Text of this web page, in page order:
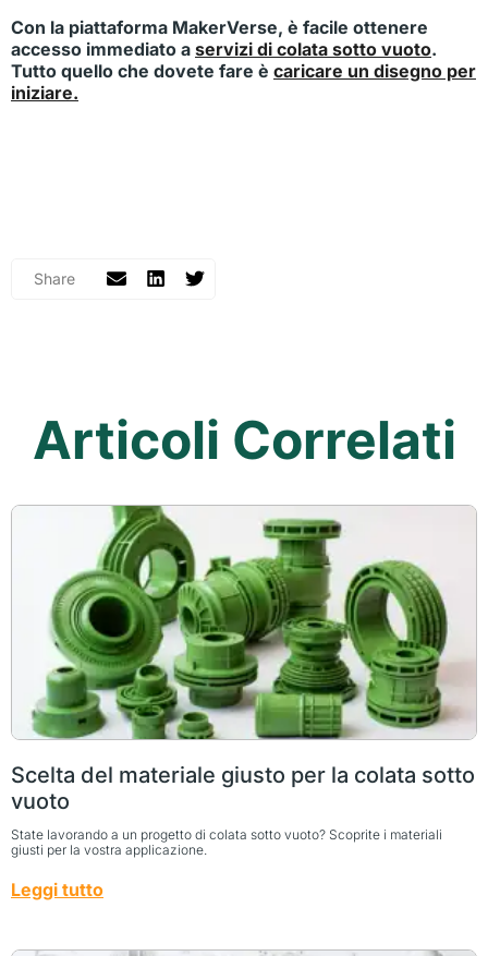
Con la piattaforma MakerVerse, è facile ottenere
accesso immediato a servizi di colata sotto vuoto.
Tutto quello che dovete fare è caricare un disegno per
iniziare.
Articoli Correlati
Scelta del materiale giusto per la colata sotto
vuoto
State lavorando a un progetto di colata sotto vuoto? Scoprite i materiali
giusti per la vostra applicazione.
Leggi tutto